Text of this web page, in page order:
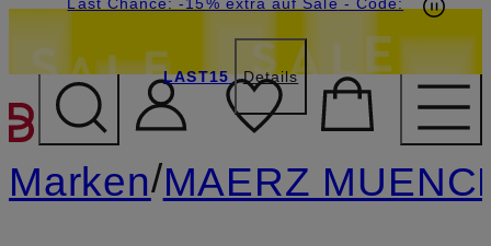
ZUM HAUPTINHALT
LAST15 Details
Marken/MAERZ